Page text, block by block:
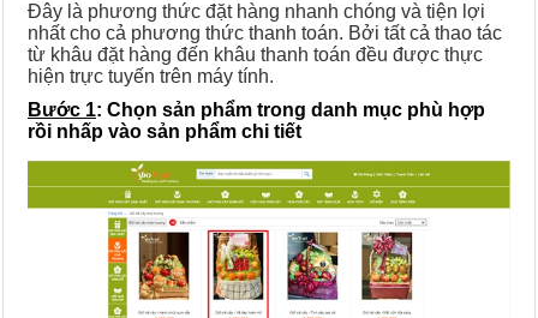
Đây là phương thức đặt hàng nhanh chóng và tiện lợi
nhất cho cả phương thức thanh toán. Bởi tất cả thao tác
từ khâu đặt hàng đến khâu thanh toán đều được thực
hiện trực tuyến trên máy tính.
Bước 1: Chọn sản phẩm trong danh mục phù hợp
rồi nhấp vào sản phẩm chi tiết